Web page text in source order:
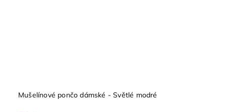
Mušelínové pončo dámské - Světlé modré